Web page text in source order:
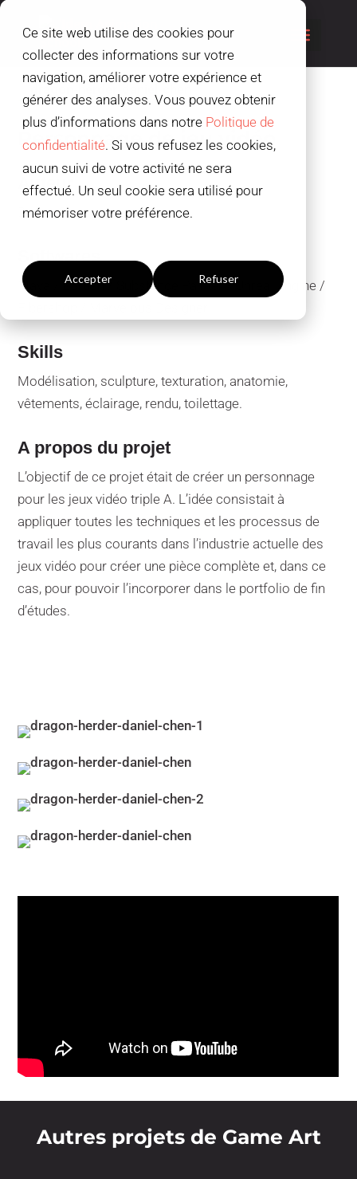
Ce site web utilise des cookies pour
collecter des informations sur votre
navigation, améliorer votre expérience et
générer des analyses. Vous pouvez obtenir
plus d’informations dans notre Politique de
confidentialité. Si vous refusez les cookies,
aucun suivi de votre activité ne sera
effectué. Un seul cookie sera utilisé pour
mémoriser votre préférence.
Accepter Refuser
Personnage de jeu vidéo
Auteur
Daniel Chen
Softwares
Maya / ZBrush / Substance Painter / Unreal Engine /
Skills
Modélisation, sculpture, texturation, anatomie,
vêtements, éclairage, rendu, toilettage.
A propos du projet
L’objectif de ce projet était de créer un personnage
pour les jeux vidéo triple A. L’idée consistait à
appliquer toutes les techniques et les processus de
travail les plus courants dans l’industrie actuelle des
jeux vidéo pour créer une pièce complète et, dans ce
cas, pour pouvoir l’incorporer dans le portfolio de fin
d’études.
Autres projets de Game Art